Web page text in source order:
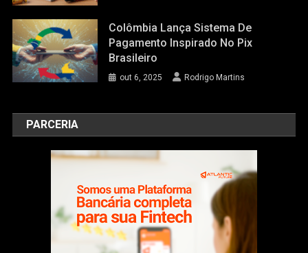
Colômbia Lança Sistema De
Pagamento Inspirado No Pix
Brasileiro
out 6, 2025 Rodrigo Martins
PARCERIA